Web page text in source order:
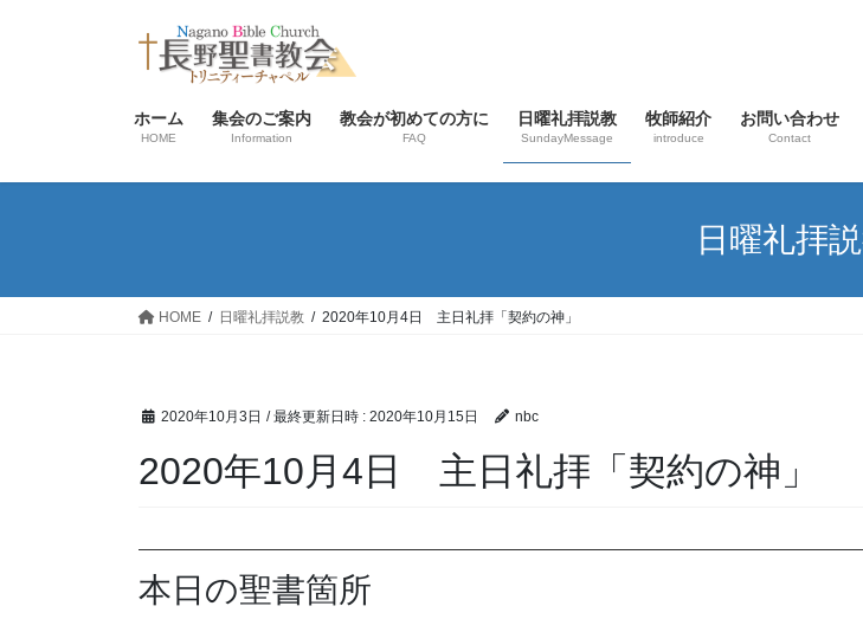
ス
ン
ホーム
HOME
集会のご案内
Information
教会が初めての方に
FAQ
日曜礼拝説教
SundayMessage
牧師紹介
introduce
お問い合わせ
Contact
日曜礼拝
HOME 日曜礼拝説教 2020年10月4日 主日礼拝「契約の神」
2020年10月3日 / 最終更新日時 : 2020年10月15日 nbc
2020年10月4日 主日礼拝「契約の神」
本日の聖書箇所